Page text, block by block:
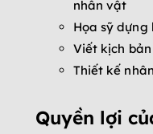
nhân vật
Họa sỹ dựng
Viết kịch
Thiết kế
Quyền lợi